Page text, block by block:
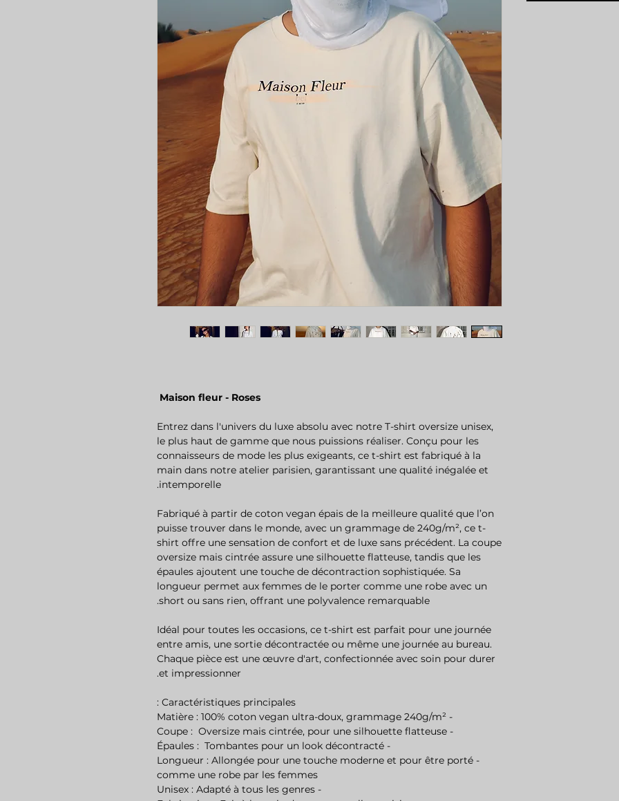
Maison fleur - Roses
Entrez dans l'univers du luxe absolu avec notre T-shirt oversize unisex,
le plus haut de gamme que nous puissions réaliser. Conçu pour les
connaisseurs de mode les plus exigeants, ce t-shirt est fabriqué à la
main dans notre atelier parisien, garantissant une qualité inégalée et
intemporelle.
Fabriqué à partir de coton vegan épais de la meilleure qualité que l’on
puisse trouver dans le monde, avec un grammage de 240g/m², ce t-
shirt offre une sensation de confort et de luxe sans précédent. La coupe
oversize mais cintrée assure une silhouette flatteuse, tandis que les
épaules ajoutent une touche de décontraction sophistiquée. Sa
longueur permet aux femmes de le porter comme une robe avec un
short ou sans rien, offrant une polyvalence remarquable.
Idéal pour toutes les occasions, ce t-shirt est parfait pour une journée
entre amis, une sortie décontractée ou même une journée au bureau.
Chaque pièce est une œuvre d'art, confectionnée avec soin pour durer
et impressionner.
Caractéristiques principales :
- Matière : 100% coton vegan ultra-doux, grammage 240g/m²
- Coupe : Oversize mais cintrée, pour une silhouette flatteuse
- Épaules : Tombantes pour un look décontracté
- Longueur : Allongée pour une touche moderne et pour être porté
comme une robe par les femmes
- Unisex : Adapté à tous les genres